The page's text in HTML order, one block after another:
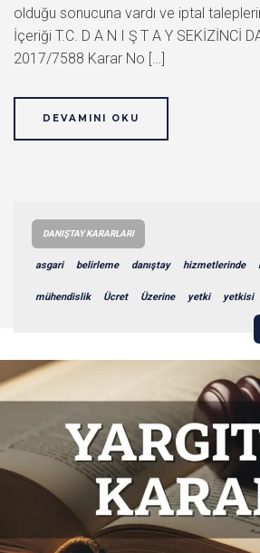
olduğu sonucuna vardı ve iptal
İçeriği T.C. D A N I Ş T A Y SEKİZİNCİ
2017/7588 Karar No […]
DEVAMINI OKU
DANIŞTAY KARARLARI
asgari belirleme danıştay hizmetlerinde
mühendislik Ücret Üzerine yetki yetkisi